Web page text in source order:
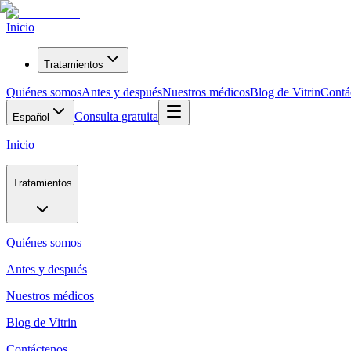
Inicio
Tratamientos
Quiénes somosAntes y despuésNuestros médicosBlog de Vitrin
Español Consulta gratuita
Inicio
Tratamientos
Quiénes somos
Antes y después
Nuestros médicos
Blog de Vitrin